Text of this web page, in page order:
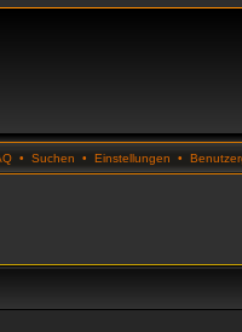
• Suchen • Einstellungen •